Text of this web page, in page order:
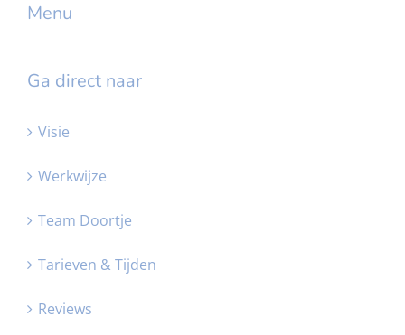
Menu
Ga direct naar
Visie
Werkwijze
Team Doortje
Tarieven & Tijden
Reviews